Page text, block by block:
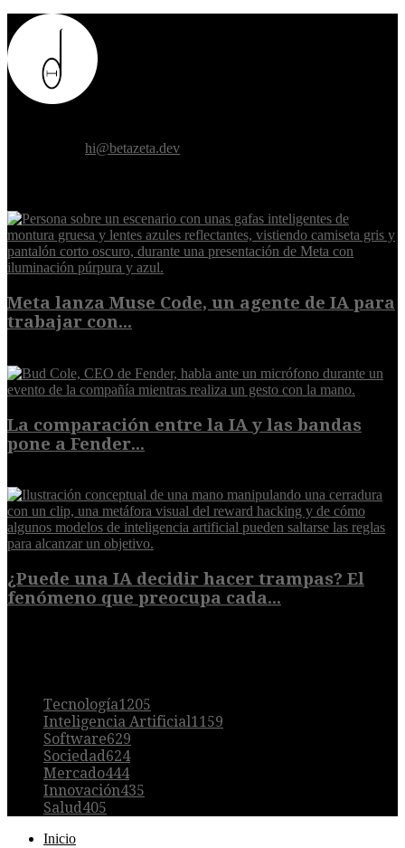
hi@betazeta.dev
Meta lanza Muse Code, un agente de IA para
trabajar con...
La comparación entre la IA y las bandas
pone a Fender...
¿Puede una IA decidir hacer trampas? El
fenómeno que preocupa cada...
Tecnología1205
Inteligencia Artificial1159
Software629
Sociedad624
Mercado444
Innovación435
Salud405
Inicio